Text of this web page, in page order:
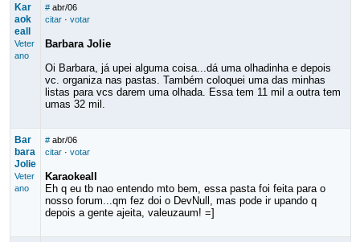
Kar
aok
eall
Veter
ano
# abr/06
citar· votar
Barbara Jolie
Oi Barbara, já upei alguma coisa...dá uma olhadinha e depois
vc. organiza nas pastas. Também coloquei uma das minhas
listas para vcs darem uma olhada. Essa tem 11 mil a outra tem
umas 32 mil.
Bar
bara
Jolie
Veter
ano
# abr/06
citar· votar
Karaokeall
Eh q eu tb nao entendo mto bem, essa pasta foi feita para o
nosso forum...qm fez doi o DevNull, mas pode ir upando q
depois a gente ajeita, valeuzaum! =]